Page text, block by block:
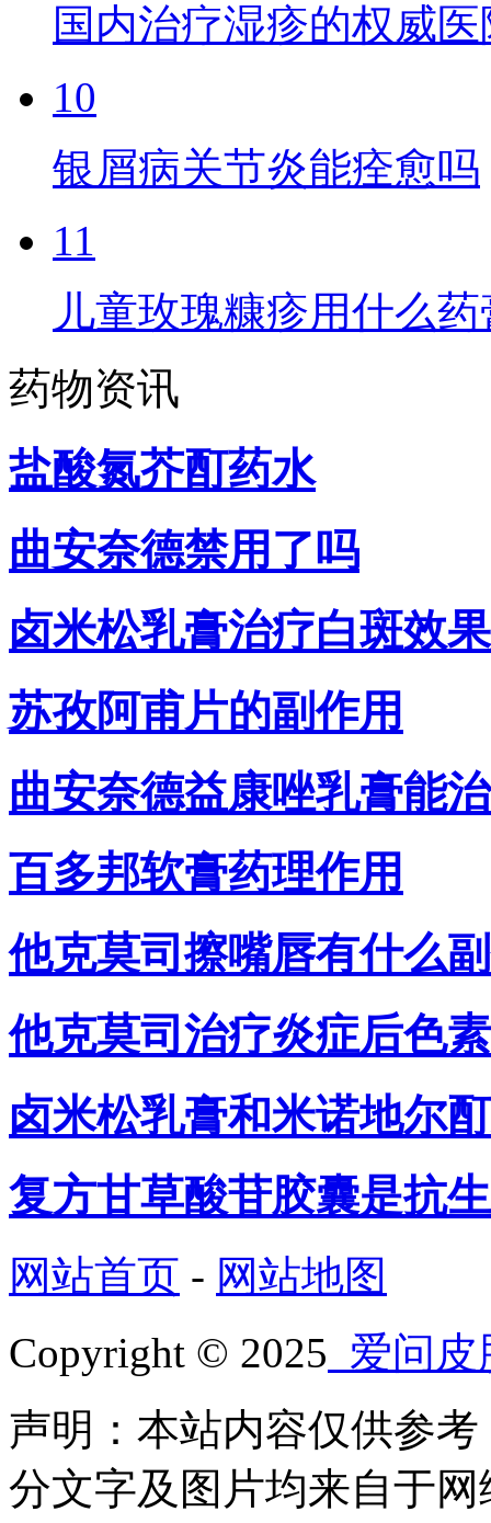
国内治疗湿疹的权威医
10
银屑病关节炎能痊愈吗
11
儿童玫瑰糠疹用什么
药物资讯
盐酸氮芥酊药水
曲安奈德禁用了吗
卤米松乳膏治疗白斑效
苏孜阿甫片的副作用
曲安奈德益康唑乳膏能
百多邦软膏药理作用
他克莫司擦嘴唇有什么
他克莫司治疗炎症后色
卤米松乳膏和米诺地尔
复方甘草酸苷胶囊是抗
网站首页 - 网站地图
Copyright © 2025 爱问皮
声明：本站内容仅供参
分文字及图片均来自于